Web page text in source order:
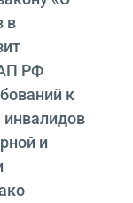
в
РФ
к
инвалидов
и